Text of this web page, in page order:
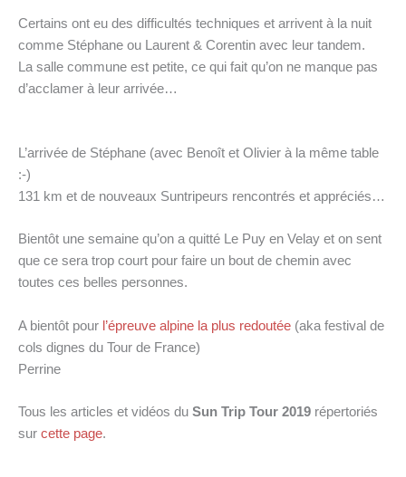
Certains ont eu des difficultés techniques et arrivent à la nuit
comme Stéphane ou Laurent & Corentin avec leur tandem.
La salle commune est petite, ce qui fait qu’on ne manque pas
d’acclamer à leur arrivée…
L’arrivée de Stéphane (avec Benoît et Olivier à la même table
:-)
131 km et de nouveaux Suntripeurs rencontrés et appréciés…
Bientôt une semaine qu’on a quitté Le Puy en Velay et on sent
que ce sera trop court pour faire un bout de chemin avec
toutes ces belles personnes.
A bientôt pour l’épreuve alpine la plus redoutée (aka festival de
cols dignes du Tour de France)
Perrine
Tous les articles et vidéos du Sun Trip Tour 2019 répertoriés
sur cette page.